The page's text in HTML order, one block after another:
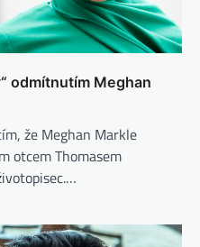
odmítnutím Meghan
že Meghan Markle
otcem Thomasem